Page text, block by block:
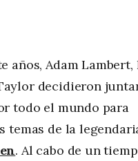
años, Adam Lambert,
decidieron
todo el mundo para
temas de la
. Al cabo de un